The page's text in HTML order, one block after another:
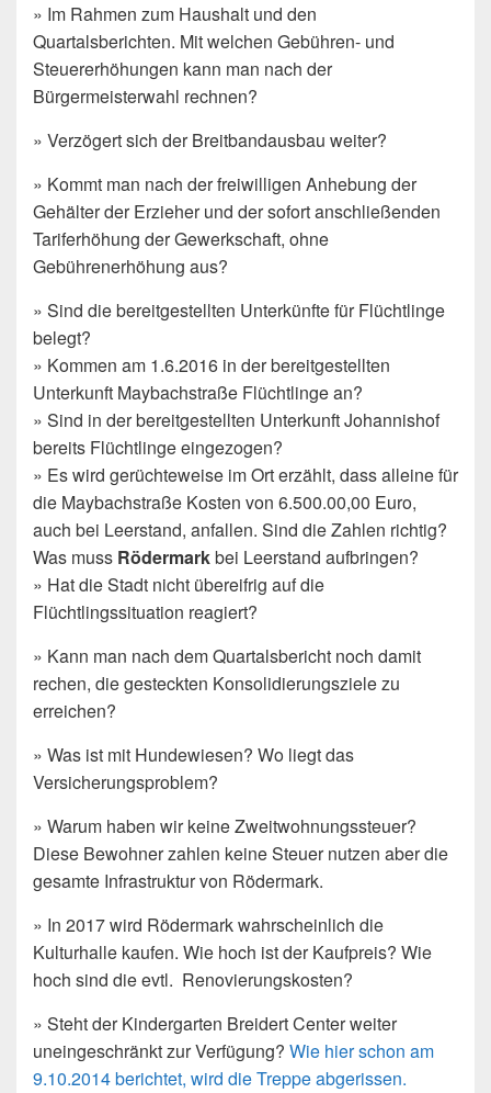
» Im Rahmen zum Haushalt und den
Quartalsberichten. Mit welchen Gebühren- und
Steuererhöhungen kann man nach der
Bürgermeisterwahl rechnen?
» Verzögert sich der Breitbandausbau weiter?
» Kommt man nach der freiwilligen Anhebung der
Gehälter der Erzieher und der sofort anschließenden
Tariferhöhung der Gewerkschaft, ohne
Gebührenerhöhung aus?
» Sind die bereitgestellten Unterkünfte für Flüchtlinge
belegt?
» Kommen am 1.6.2016 in der bereitgestellten
Unterkunft Maybachstraße Flüchtlinge an?
» Sind in der bereitgestellten Unterkunft Johannishof
bereits Flüchtlinge eingezogen?
» Es wird gerüchteweise im Ort erzählt, dass alleine für
die Maybachstraße Kosten von 6.500.00,00 Euro,
auch bei Leerstand, anfallen. Sind die Zahlen richtig?
Was muss Rödermarkbei Leerstand aufbringen?
» Hat die Stadt nicht übereifrig auf die
Flüchtlingssituation reagiert?
» Kann man nach dem Quartalsbericht noch damit
rechen, die gesteckten Konsolidierungsziele zu
erreichen?
» Was ist mit Hundewiesen? Wo liegt das
Versicherungsproblem?
» Warum haben wir keine Zweitwohnungssteuer?
Diese Bewohner zahlen keine Steuer nutzen aber die
gesamte Infrastruktur von Rödermark.
» In 2017 wird Rödermark wahrscheinlich die
Kulturhalle kaufen. Wie hoch ist der Kaufpreis? Wie
hoch sind die evtl. Renovierungskosten?
» Steht der Kindergarten Breidert Center weiter
uneingeschränkt zur Verfügung? Wie hier schon am
9.10.2014 berichtet, wird die Treppe abgerissen.